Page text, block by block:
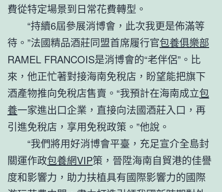
費從特定場景到日常花費轉型。
“持續6屆參展消博會，此次我更是佈滿等
待。”法國精品酒莊同盟首席履行官包養俱樂部
RAMEL FRANCOIS是消博會的“老伴侶”。比
來，他正忙著對接海南免稅店，盼望能把旗下
酒產物推向免稅店售賣。“我預計在海南成立包
養一家進出口企業，直接向法國酒莊入口，再
引進免稅店，享用免稅政策。”他說。
“我們將用好消博會平臺，充足宣介全島封
關運作政包養網VIP策，晉陞海南自貿港的佳譽
度和影響力，助力扶植具有國際影響力的國際